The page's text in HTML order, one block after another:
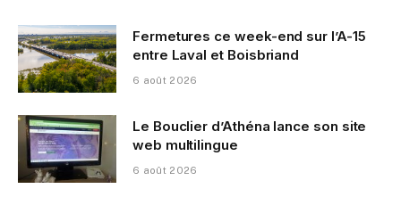
Fermetures ce week-end sur l’A-15
entre Laval et Boisbriand
6 août 2026
Le Bouclier d’Athéna lance son site
web multilingue
6 août 2026